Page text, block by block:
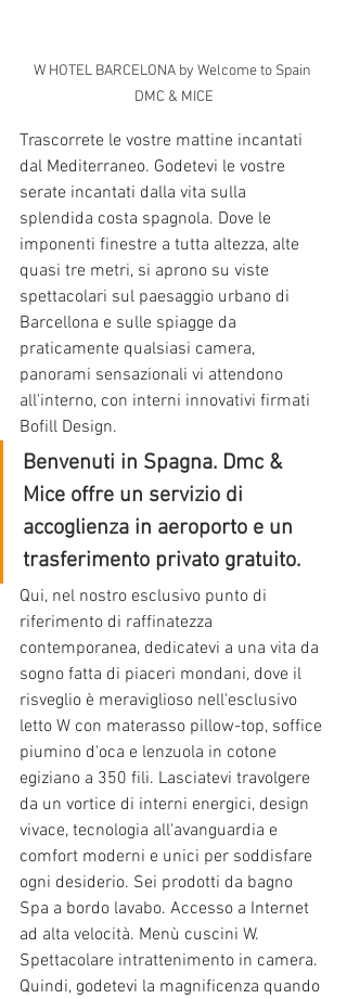
W HOTEL BARCELONA by Welcome to Spain
DMC & MICE
Trascorrete le vostre mattine incantati
dal Mediterraneo. Godetevi le vostre
serate incantati dalla vita sulla
splendida costa spagnola. Dove le
imponenti finestre a tutta altezza, alte
quasi tre metri, si aprono su viste
spettacolari sul paesaggio urbano di
Barcellona e sulle spiagge da
praticamente qualsiasi camera,
panorami sensazionali vi attendono
all'interno, con interni innovativi firmati
Bofill Design.
Benvenuti in Spagna. Dmc &
Mice offre un servizio di
accoglienza in aeroporto e un
trasferimento privato gratuito.
Qui, nel nostro esclusivo punto di
riferimento di raffinatezza
contemporanea, dedicatevi a una vita da
sogno fatta di piaceri mondani, dove il
risveglio è meraviglioso nell'esclusivo
letto W con materasso pillow-top, soffice
piumino d'oca e lenzuola in cotone
egiziano a 350 fili. Lasciatevi travolgere
da un vortice di interni energici, design
vivace, tecnologia all'avanguardia e
comfort moderni e unici per soddisfare
ogni desiderio. Sei prodotti da bagno
Spa a bordo lavabo. Accesso a Internet
ad alta velocità. Menù cuscini W.
Spettacolare intrattenimento in camera.
Quindi, godetevi la magnificenza quando